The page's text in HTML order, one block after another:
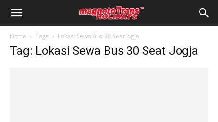
Home Tags Lokasi Sewa Bus 30 Seat Jogja
Tag: Lokasi Sewa Bus 30 Seat Jogja